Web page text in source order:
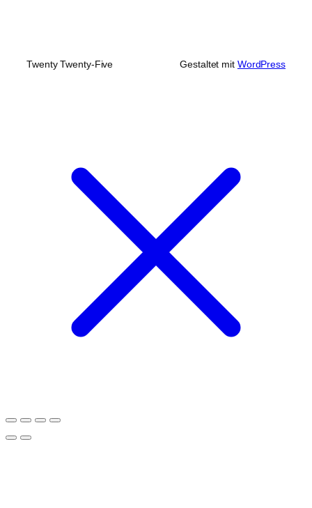
Twenty Twenty-Five Gestaltet mit WordPress